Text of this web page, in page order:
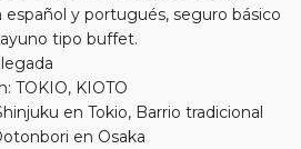
y portugués, seguro básico
tipo buffet.
TOKIO, KIOTO
en Tokio, Barrio tradicional
en Osaka